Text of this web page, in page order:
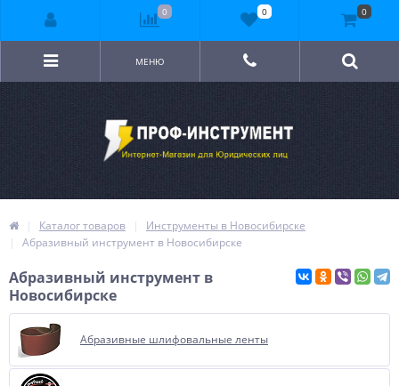
МЕНЮ
Каталог товаров
Инструменты в Новосибирске
Абразивный инструмент в Новосибирске
Абразивный инструмент в
Новосибирске
Абразивные шлифовальные ленты
0 0 0